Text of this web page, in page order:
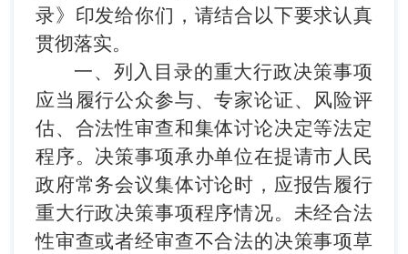
录》印发给你们，请结合以下要求认真
贯彻落实。
一、列入目录的重大行政决策事项
应当履行公众参与、专家论证、风险评
估、合法性审查和集体讨论决定等法定
程序。 决策事项承办单位在提请市人民
政府常务会议集体讨论时，应报告履行
重大行政决策事项程序情况。 未经合法
性审查或者经审查不合法的决策事项草